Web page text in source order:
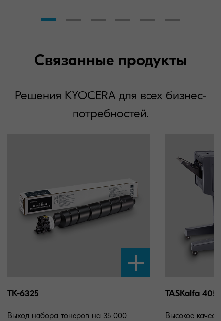
Связанные продукты
Решения KYOCERA для всех бизнес-
потребностей.
TK-6325
Выход набора тонеров на 35 000
TASKalfa
Высокое